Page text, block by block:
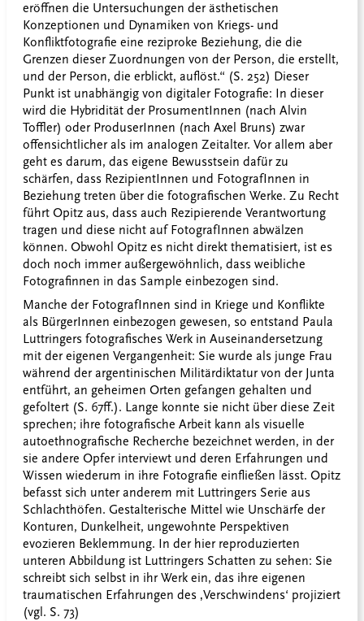
eröffnen die Untersuchungen der ästhetischen
Konzeptionen und Dynamiken von Kriegs- und
Konfliktfotografie eine reziproke Beziehung, die die
Grenzen dieser Zuordnungen von der Person, die erstellt,
und der Person, die erblickt, auflöst.“ (S. 252) Dieser
Punkt ist unabhängig von digitaler Fotografie: In dieser
wird die Hybridität der ProsumentInnen (nach Alvin
Toffler) oder ProduserInnen (nach Axel Bruns) zwar
offensichtlicher als im analogen Zeitalter. Vor allem aber
geht es darum, das eigene Bewusstsein dafür zu
schärfen, dass RezipientInnen und FotografInnen in
Beziehung treten über die fotografischen Werke. Zu Recht
führt Opitz aus, dass auch Rezipierende Verantwortung
tragen und diese nicht auf FotografInnen abwälzen
können. Obwohl Opitz es nicht direkt thematisiert, ist es
doch noch immer außergewöhnlich, dass weibliche
Fotografinnen in das Sample einbezogen sind.
Manche der FotografInnen sind in Kriege und Konflikte
als BürgerInnen einbezogen gewesen, so entstand Paula
Luttringers fotografisches Werk in Auseinandersetzung
mit der eigenen Vergangenheit: Sie wurde als junge Frau
während der argentinischen Militärdiktatur von der Junta
entführt, an geheimen Orten gefangen gehalten und
gefoltert (S. 67ff.). Lange konnte sie nicht über diese Zeit
sprechen; ihre fotografische Arbeit kann als visuelle
autoethnografische Recherche bezeichnet werden, in der
sie andere Opfer interviewt und deren Erfahrungen und
Wissen wiederum in ihre Fotografie einfließen lässt. Opitz
befasst sich unter anderem mit Luttringers Serie aus
Schlachthöfen. Gestalterische Mittel wie Unschärfe der
Konturen, Dunkelheit, ungewohnte Perspektiven
evozieren Beklemmung. In der hier reproduzierten
unteren Abbildung ist Luttringers Schatten zu sehen: Sie
schreibt sich selbst in ihr Werk ein, das ihre eigenen
traumatischen Erfahrungen des ‚Verschwindens‘ projiziert
(vgl. S. 73)